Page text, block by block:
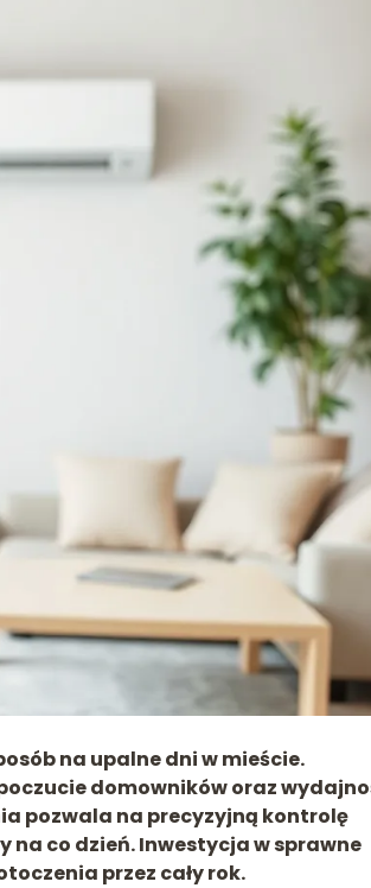
na upalne dni w mieście.
domowników oraz
pozwala na precyzyjną kontrolę
co dzień. Inwestycja w sprawne
przez cały rok.